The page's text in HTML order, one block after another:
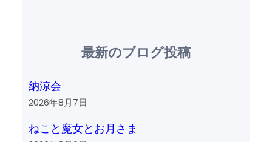
最新のブログ投稿
納涼会
2026年8月7日
ねこと魔女とお月さま